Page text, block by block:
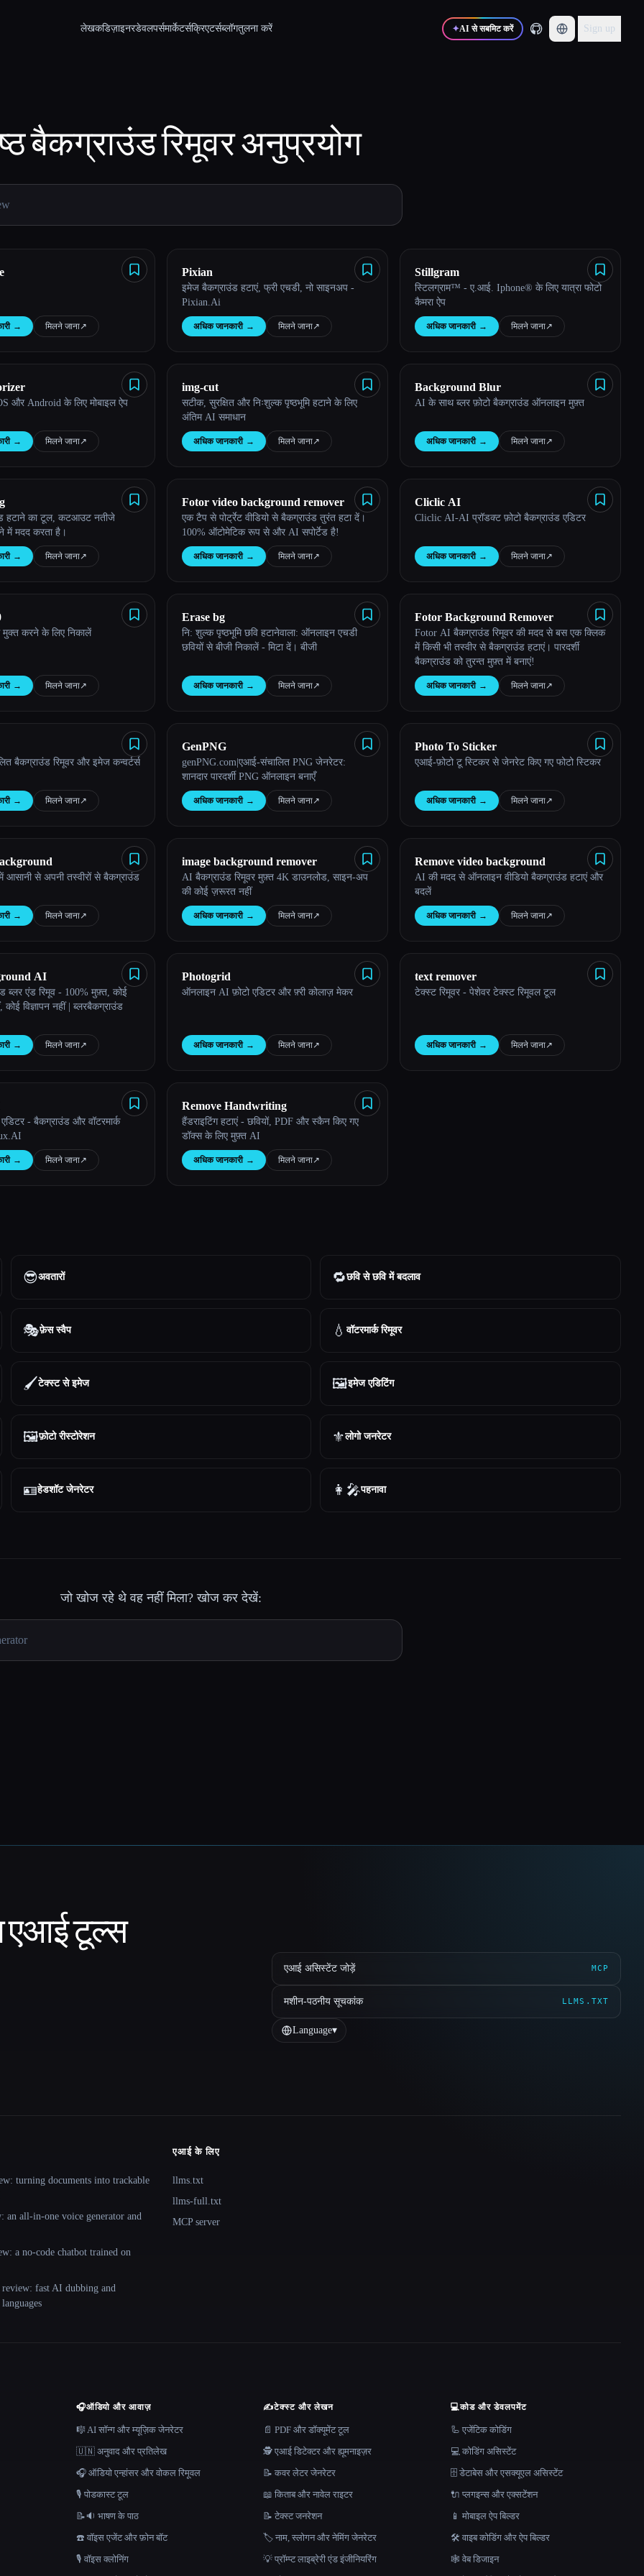
लेखकडिज़ाइनरडेवलपर्समार्केटर्सक्रिएटर्सब्लॉगतुलना करें ✦AI से सबमिट करें Sign up
बैकग्राउंड रिमूवरअनुप्रयोग
→ मिलने जाना↗︎
Pixian
इमेज बैकग्राउंड हटाएं, फ्री एचडी, नो साइनअप -
Pixian.Ai
अधिक जानकारी → मिलने जाना↗︎
Stillgram
स्टिलग्राम™ - ए.आई. Iphone® के लिए यात्रा फोटो
कैमरा ऐप
अधिक जानकारी → मिलने जाना↗︎
और Android के लिए मोबाइल ऐप
→ मिलने जाना↗︎
img-cut
सटीक, सुरक्षित और निःशुल्क पृष्ठभूमि हटाने के लिए
अंतिम AI समाधान
अधिक जानकारी → मिलने जाना↗︎
Background Blur
AI के साथ ब्लर फ़ोटो बैकग्राउंड ऑनलाइन मुफ़्त
अधिक जानकारी → मिलने जाना↗︎
हटाने का टूल, कटआउट नतीजे
में मदद करता है।
→ मिलने जाना↗︎
Fotor video background remover
एक टैप से पोर्ट्रेट वीडियो से बैकग्राउंड तुरंत हटा दें।
100% ऑटोमेटिक रूप से और AI सपोर्टेड है!
अधिक जानकारी → मिलने जाना↗︎
Cliclic AI
Cliclic AI-AI प्रॉडक्ट फ़ोटो बैकग्राउंड एडिटर
अधिक जानकारी → मिलने जाना↗︎
मुक्त करने के लिए निकालें
→ मिलने जाना↗︎
Erase bg
नि: शुल्क पृष्ठभूमि छवि हटानेवाला: ऑनलाइन एचडी
छवियों से बीजी निकालें - मिटा दें। बीजी
अधिक जानकारी → मिलने जाना↗︎
Fotor Background Remover
Fotor AI बैकग्राउंड रिमूवर की मदद से बस एक क्लिक
में किसी भी तस्वीर से बैकग्राउंड हटाएं। पारदर्शी
बैकग्राउंड को तुरन्त मुफ़्त में बनाएं!
अधिक जानकारी → मिलने जाना↗︎
बैकग्राउंड रिमूवर और इमेज कन्वर्टर्स
→ मिलने जाना↗︎
GenPNG
genPNG.com|एआई-संचालित PNG जेनरेटर:
शानदार पारदर्शी PNG ऑनलाइन बनाएँ
अधिक जानकारी → मिलने जाना↗︎
Photo To Sticker
एआई-फ़ोटो टू स्टिकर से जेनरेट किए गए फोटो स्टिकर
अधिक जानकारी → मिलने जाना↗︎
से अपनी तस्वीरों से बैकग्राउंड
→ मिलने जाना↗︎
image background remover
AI बैकग्राउंड रिमूवर मुफ़्त 4K डाउनलोड, साइन-अप
की कोई ज़रूरत नहीं
अधिक जानकारी → मिलने जाना↗︎
Remove video background
AI की मदद से ऑनलाइन वीडियो बैकग्राउंड हटाएं और
बदलें
अधिक जानकारी → मिलने जाना↗︎
AI
ब्लर एंड रिमूव - 100% मुफ़्त, कोई
विज्ञापन नहीं | ब्लरबैकग्राउंड
→ मिलने जाना↗︎
Photogrid
ऑनलाइन AI फ़ोटो एडिटर और फ़्री कोलाज़ मेकर
अधिक जानकारी → मिलने जाना↗︎
text remover
टेक्स्ट रिमूवर - पेशेवर टेक्स्ट रिमूवल टूल
अधिक जानकारी → मिलने जाना↗︎
- बैकग्राउंड और वॉटरमार्क
→ मिलने जाना↗︎
Remove Handwriting
हैंडराइटिंग हटाएं - छवियों, PDF और स्कैन किए गए
डॉक्स के लिए मुफ़्त AI
अधिक जानकारी → मिलने जाना↗︎
😎अवतारों 🔁छवि से छवि में बदलाव
🎭फ़ेस स्वैप 💧वॉटरमार्क रिमूवर
🖌️टेक्स्ट से इमेज 🖼️इमेज एडिटिंग
🖼️फ़ोटो रीस्टोरेशन ⚜️लोगो जनरेटर
🪪हेडशॉट जेनरेटर 👩‍🎤पहनावा
जो खोज रहे थे वह नहीं मिला? खोज कर देखें:
एआई टूल्स
एआई असिस्टेंट जोड़ें MCP
मशीन-पठनीय सूचकांक LLMS.TXT
Language▾
turning documents into trackable
an all-in-one voice generator and
a no-code chatbot trained on
review: fast AI dubbing and
एआई के लिए
llms.txt
llms-full.txt
MCP server
🎧ऑडियो और आवाज़
🎼 AI सॉन्ग और म्यूज़िक जेनरेटर
🇺🇳 अनुवाद और प्रतिलेख
🎧 ऑडियो एन्हांसर और वोकल रिमूवल
🎙️ पोडकास्ट टूल
📝🔉 भाषण के पाठ
☎️ वॉइस एजेंट और फ़ोन बॉट
🎙️ वॉइस क्लोनिंग
✍️टेक्स्ट और लेखन
📄 PDF और डॉक्यूमेंट टूल
🕵️ एआई डिटेक्टर और ह्यूमनाइज़र
📝 कवर लेटर जेनरेटर
📖 किताब और नावेल राइटर
📝 टेक्स्ट जनरेशन
🏷️ नाम, स्लोगन और नेमिंग जेनरेटर
💡 प्रॉम्प्ट लाइब्रेरी एंड इंजीनियरिंग
💻कोड और डेवलपमेंट
🦾 एजेंटिक कोडिंग
💻 कोडिंग असिस्टेंट
🗄️ डेटाबेस और एसक्यूएल असिस्टेंट
🔌 प्लगइन्स और एक्सटेंशन
📱 मोबाइल ऐप बिल्डर
🛠️ वाइब कोडिंग और ऐप बिल्डर
🕸 वेब डिजाइन